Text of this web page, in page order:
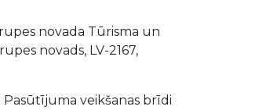
novada Tūrisma un
novads, LV-2167,
veikšanas brīdi